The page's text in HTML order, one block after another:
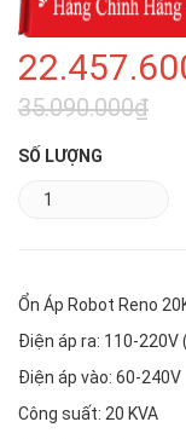
35.090.000₫
SỐ LƯỢNG
Ổn Áp Robot Reno
Điện áp ra: 110-220V (
Điện áp vào: 60-240V
Công suất: 20 KVA